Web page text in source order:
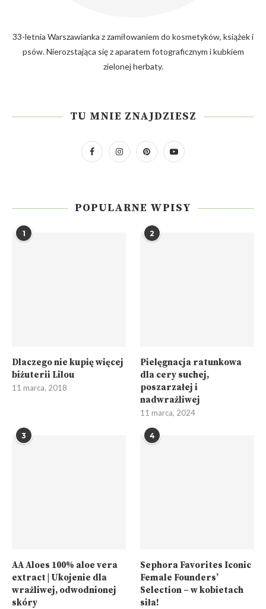
33-letnia Warszawianka z zamiłowaniem do kosmetyków, książek i
psów. Nierozstająca się z aparatem fotograficznym i kubkiem
zielonej herbaty.
TU MNIE ZNAJDZIESZ
POPULARNE WPISY
1
Dlaczego nie kupię więcej
biżuterii Lilou
11 marca, 2018
2
Pielęgnacja ratunkowa
dla cery suchej,
poszarzałej i
nadwrażliwej
11 marca, 2024
3
AA Aloes 100% aloe vera
extract | Ukojenie dla
wrażliwej, odwodnionej
skóry
4
Sephora Favorites Iconic
Female Founders’
Selection – w kobietach
siła!